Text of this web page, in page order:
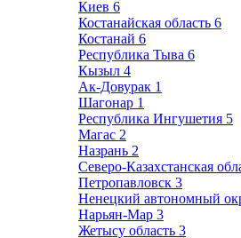
Киев 6
Костанайская область 6
Костанай 6
Республика Тыва 6
Кызыл 4
Ак-Довурак 1
Шагонар 1
Республика Ингушетия 5
Магас 2
Назрань 2
Северо-Казахстанская
Петропавловск 3
Ненецкий автономный
Нарьян-Мар 3
Жетысу область 3